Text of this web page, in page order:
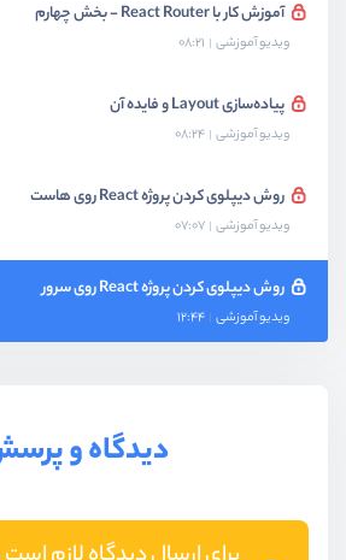
آموزش کار با React Router - بخش چهارم
ویدیو آموزشی 08:21
پیاده‌سازی Layout و فایده‌ آن
ویدیو آموزشی 08:24
روش دیپلوی کردن پروژه React روی هاست
ویدیو آموزشی 07:07
روش دیپلوی کردن پروژه React روی سرور
ویدیو آموزشی 12:44
دیدگاه و